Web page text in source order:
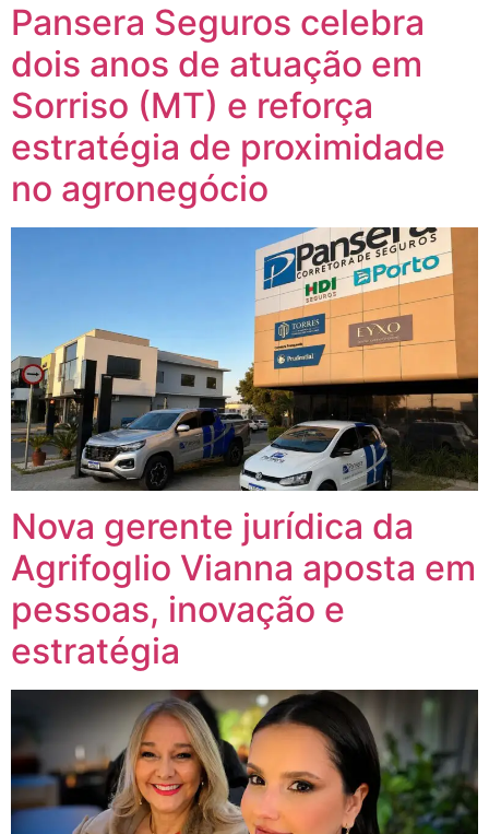
Pansera Seguros celebra
dois anos de atuação em
Sorriso (MT) e reforça
estratégia de proximidade
no agronegócio
Nova gerente jurídica da
Agrifoglio Vianna aposta em
pessoas, inovação e
estratégia